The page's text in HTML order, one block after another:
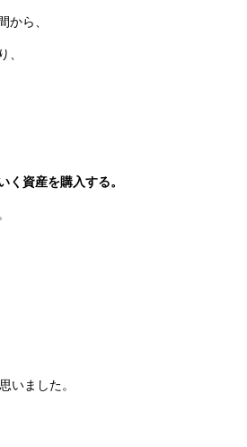
から、
、
く資産を購入する。
いました。